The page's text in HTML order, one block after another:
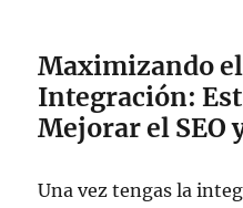
Maximizando
Integración:
Mejorar el SEO
Una vez tengas la